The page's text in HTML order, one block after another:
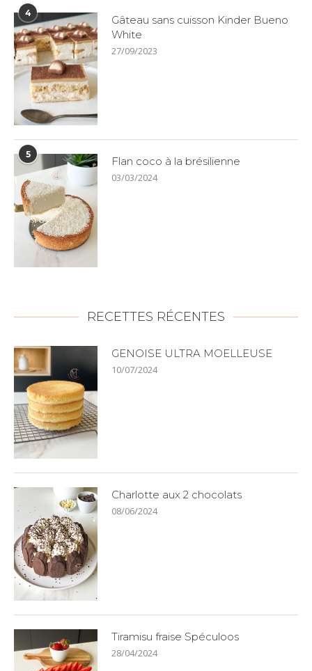
4
Gâteau sans cuisson Kinder Bueno
White
27/09/2023
5
Flan coco à la brésilienne
03/03/2024
RECETTES RÉCENTES
GENOISE ULTRA MOELLEUSE
10/07/2024
Charlotte aux 2 chocolats
08/06/2024
Tiramisu fraise Spéculoos
28/04/2024